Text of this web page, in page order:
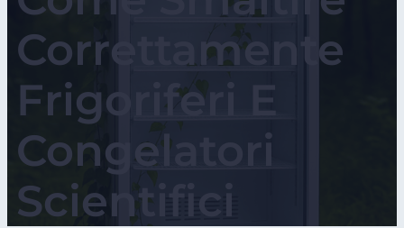
Correttamente
Frigoriferi E
Congelatori
Scientifici